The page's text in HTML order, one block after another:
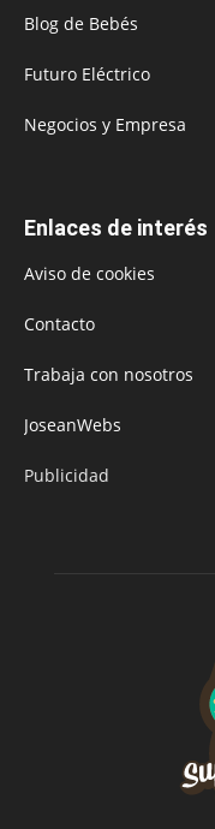
Blog de Bebés
Futuro Eléctrico
Negocios y Empresa
Enlaces de interés
Aviso de cookies
Contacto
Trabaja con nosotros
JoseanWebs
Publicidad